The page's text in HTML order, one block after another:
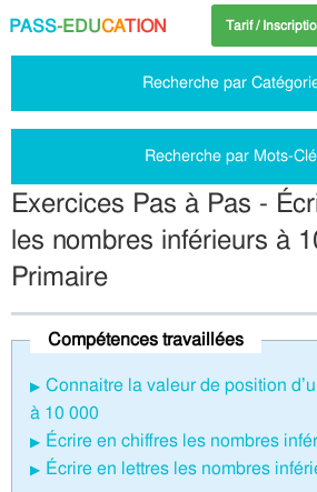
PASS-EDUCATION Tarif /
Recherche par
Recherche par Mots-
Exercices Pas à Pas -
les nombres inférieurs à
Primaire
Compétences travaillées
Connaitre la valeur de position
à 10 000
Écrire en chiffres les nombres
Écrire en lettres les nombres